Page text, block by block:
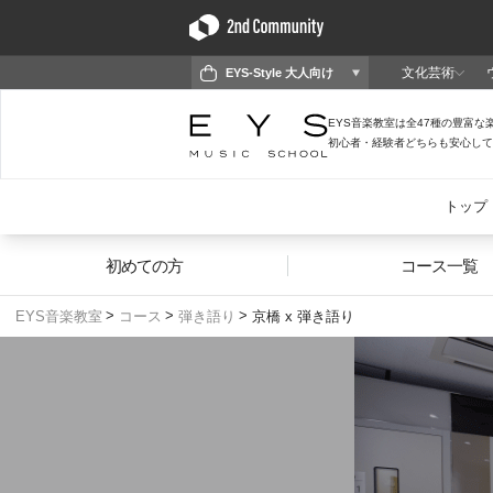
初めての方 コース一覧
EYS音楽教室 コース 弾き語り 京橋 x 弾き語り